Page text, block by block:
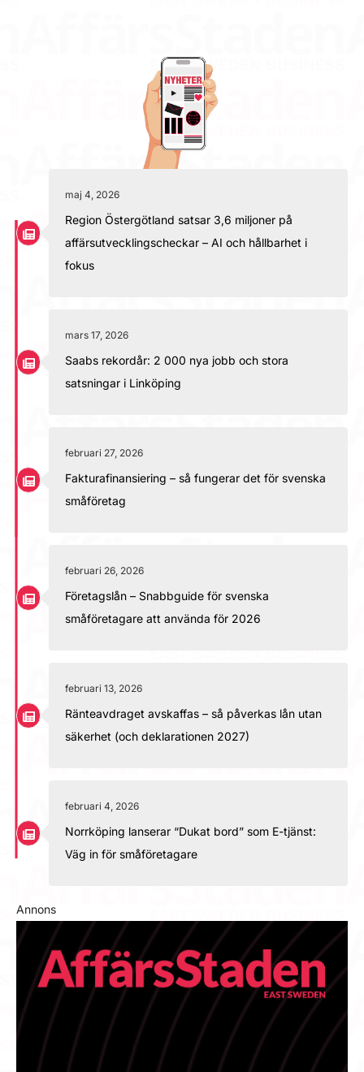
maj 4, 2026
Region Östergötland satsar 3,6 miljoner på
affärsutvecklingscheckar – AI och hållbarhet i
fokus
mars 17, 2026
Saabs rekordår: 2 000 nya jobb och stora
satsningar i Linköping
februari 27, 2026
Fakturafinansiering – så fungerar det för svenska
småföretag
februari 26, 2026
Företagslån – Snabbguide för svenska
småföretagare att använda för 2026
februari 13, 2026
Ränteavdraget avskaffas – så påverkas lån utan
säkerhet (och deklarationen 2027)
februari 4, 2026
Norrköping lanserar “Dukat bord” som E-tjänst:
Väg in för småföretagare
Annons